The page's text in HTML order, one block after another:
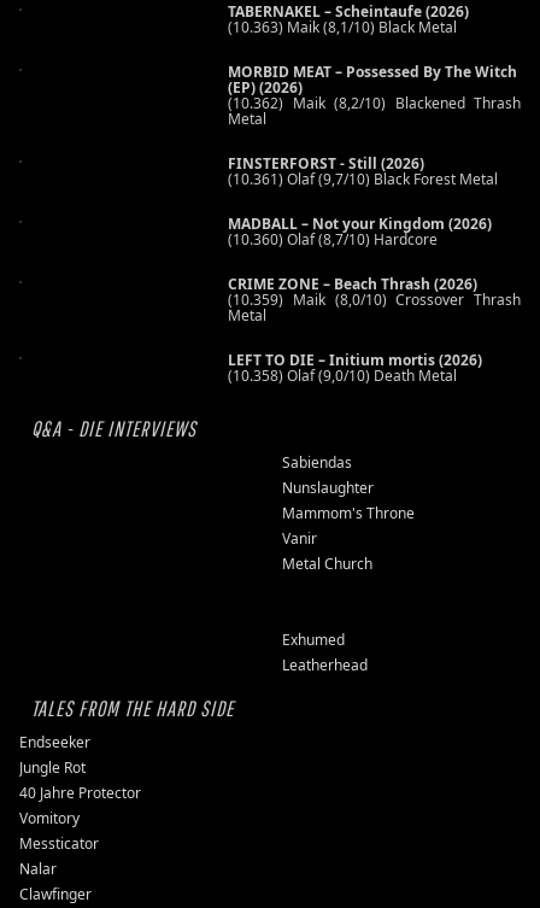
TABERNAKEL – Scheintaufe (2026)
(10.363) Maik (8,1/10) Black Metal
MORBID MEAT – Possessed By The Witch
(EP) (2026)
(10.362) Maik (8,2/10) Blackened Thrash
Metal
FINSTERFORST - Still (2026)
(10.361) Olaf (9,7/10) Black Forest Metal
MADBALL – Not your Kingdom (2026)
(10.360) Olaf (8,7/10) Hardcore
CRIME ZONE – Beach Thrash (2026)
(10.359) Maik (8,0/10) Crossover Thrash
Metal
LEFT TO DIE – Initium mortis (2026)
(10.358) Olaf (9,0/10) Death Metal
Q&A - DIE INTERVIEWS
Sabiendas
Nunslaughter
Mammom's Throne
Vanir
Metal Church
Exhumed
Leatherhead
TALES FROM THE HARD SIDE
Endseeker
Jungle Rot
40 Jahre Protector
Vomitory
Messticator
Nalar
Clawfinger